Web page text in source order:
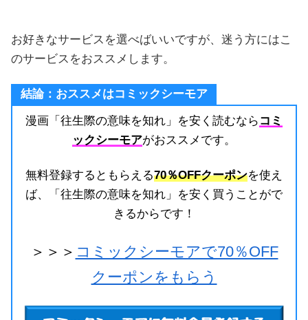
お好きなサービスを選べばいいですが、迷う方にはこ
のサービスをおススメします。
結論：おススメはコミックシーモア
漫画「往生際の意味を知れ」を安く読むなら コミ
ックシーモアがおススメです。
無料登録するともらえる70％OFFクーポンを使え
ば、「往生際の意味を知れ」を安く買うことがで
きるからです！
＞＞＞ コミックシーモアで70％OFF
クーポンをもらう